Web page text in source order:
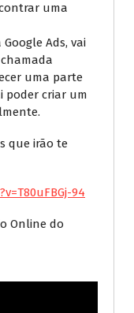
uma
Ads, vai
uma parte
poder criar um
que irão te
94
Online do